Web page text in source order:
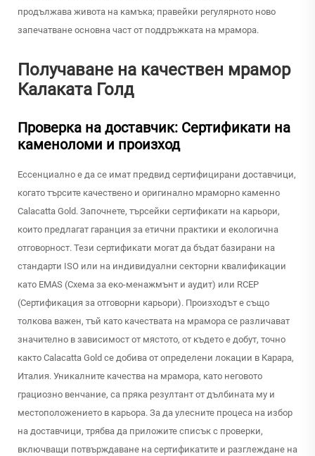
продължава живота на камъка; правейки регулярното ново
запечатване основна част от поддръжката на мрамора.
Получаване на качествен мрамор
Калаката Голд
Проверка на доставчик: Сертификати на
каменоломи и произход
Ессенциално е да се имат предвид сертифицирани доставчици,
когато търсите качествено и оригинално мраморно каменно
Calacatta Gold. Започнете, търсейки сертификати на карьори,
които предлагат гаранция за етични практики и екологична
отговорност. Тези сертификати могат да бъдат базирани на
стандарти ISO или на индивидуални секторни квалификации
като EMAS (Схема за еко-менажмънт и аудит) или RCEP
(Сертификация за отговорни карьори). Произходът е също
толкова важен, тъй като качествата на мрамора се различават
значително в зависимост от мястото, от където е добут, точно
както Calacatta Gold се добива от определени локации в Карара,
Италия. Уникалните качества на мрамора, като неговото
грациозно венчание, са пряка резултант от дълбината му и
местоположението в карьора. За да улесните процеса на избор
на доставчици, трябва да приложите списък с проверки,
включващи потвърждаване на сертификатите и разглеждане на